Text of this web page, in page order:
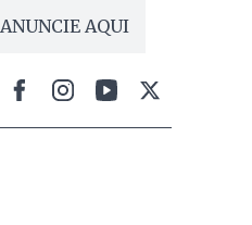
ANUNCIE AQUI